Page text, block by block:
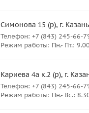
Симонова 15 (р), г.
Телефон: +7 (843) 245-66-
Режим работы: Пн.- Пт.:
Кариева 4а к.2 (р), г.
Телефон: +7 (843) 245-66-
Режим работы: Пн.- Вс.: